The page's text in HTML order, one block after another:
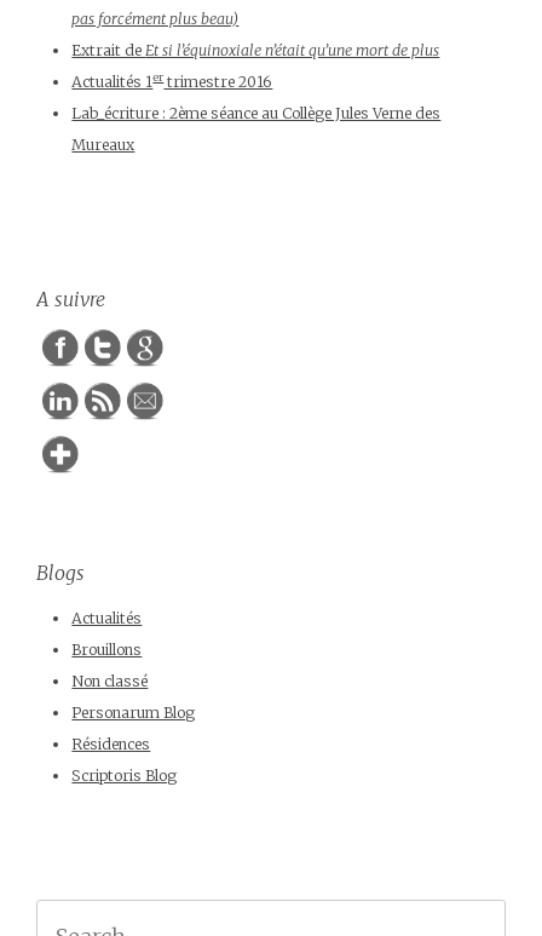
pas forcément plus beau)
Extrait deEt si l’équinoxiale n’était qu’une mort de plus
Actualités 1ertrimestre 2016
Lab_écriture : 2ème séance au Collège Jules Verne des
Mureaux
A suivre
Blogs
Actualités
Brouillons
Non classé
Personarum Blog
Résidences
Scriptoris Blog